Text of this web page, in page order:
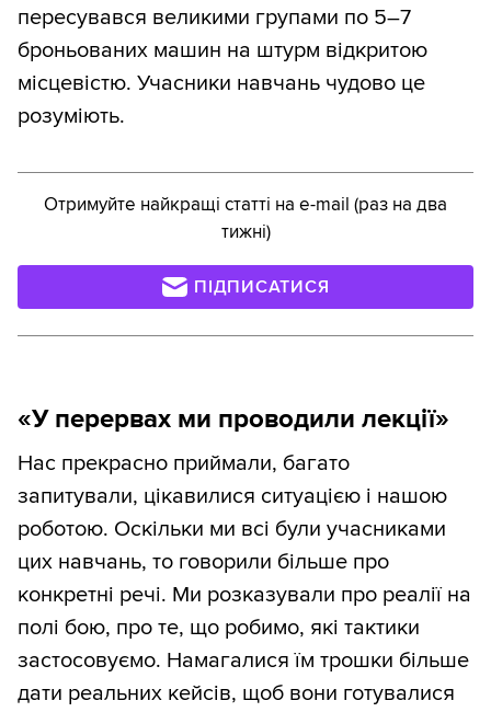
пересувався великими групами по 5–7
броньованих машин на штурм відкритою
місцевістю. Учасники навчань чудово це
розуміють.
Отримуйте найкращі статті на e-mail (раз на два
тижні)
ПІДПИСАТИСЯ
«У перервах ми проводили лекції»
Нас прекрасно приймали, багато
запитували, цікавилися ситуацією і нашою
роботою. Оскільки ми всі були учасниками
цих навчань, то говорили більше про
конкретні речі. Ми розказували про реалії на
полі бою, про те, що робимо, які тактики
застосовуємо. Намагалися їм трошки більше
дати реальних кейсів, щоб вони готувалися